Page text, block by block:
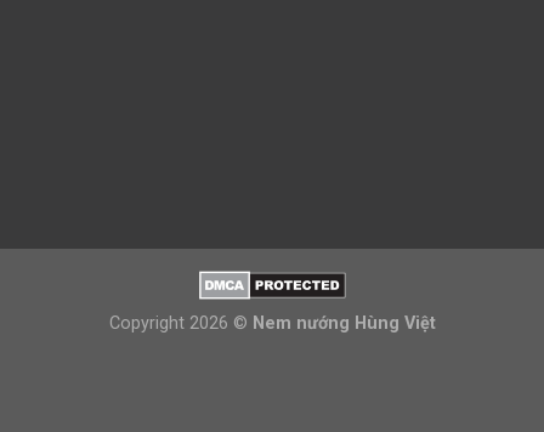
Copyright 2026 © Nem nướng Hùng Việt